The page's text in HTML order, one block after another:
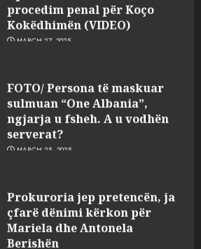
procedim penal për Koço
Kokëdhimën (VIDEO)
MARCH 27, 2025
FOTO/ Persona të maskuar
sulmuan “One Albania”,
ngjarja u fsheh. A u vodhën
serverat?
MARCH 25, 2025
Prokuroria jep pretencën, ja
çfarë dënimi kërkon për
Mariela dhe Antonela
Berishën